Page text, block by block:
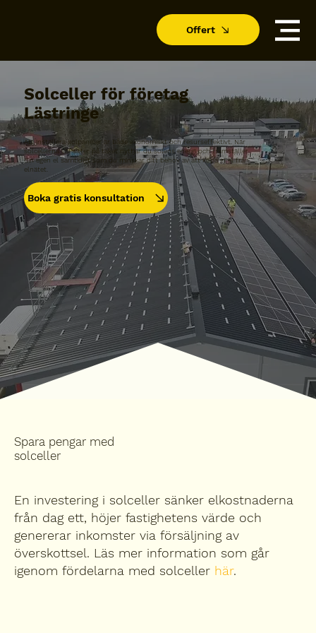
Offert
Solceller för företag
Lästringe
Att installera solpaneler är både ekonomiskt och resurseffektivt. När
solcellerna väl sitter på taket nyttjar du solens energi och framställer
din egen el samtidigt som du minskar ditt behov av att köpa in el från
elnätet.
Boka gratis konsultation
Spara pengar med
solceller
En investering i solceller sänker elkostnaderna
från dag ett, höjer fastighetens värde och
genererar inkomster via försäljning av
överskottsel. Läs mer information som går
igenom fördelarna med solceller här.